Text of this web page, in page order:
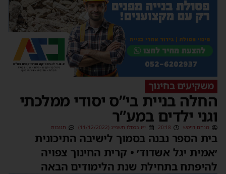
משקיעים בחינוך
בניית בי”ס יסודי ממלכתי
ילדים במע”ר
מנחם דויטש 20:18 י״ז בכסלו תשפ״ג (11/12/2022) תגובות
הספר נבנה בסמוך לישיבה התיכונית
יגל אשדוד׳ • קרית החינוך צפויה
בתחילת שנת הלימודים הבאה